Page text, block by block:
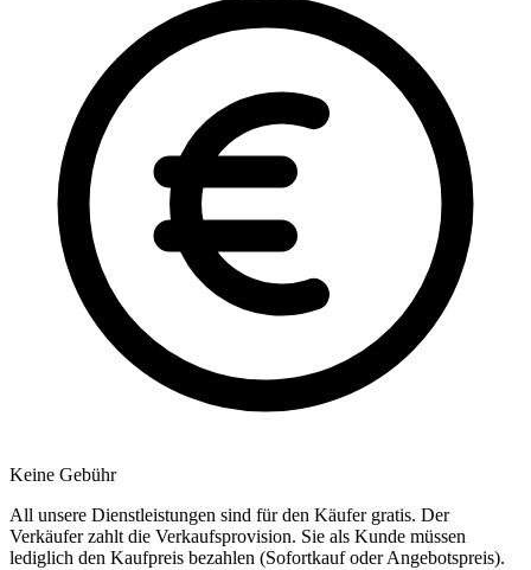
Keine Gebühr
All unsere Dienstleistungen sind für den Käufer gratis. Der
Verkäufer zahlt die Verkaufsprovision. Sie als Kunde müssen
lediglich den Kaufpreis bezahlen (Sofortkauf oder Angebotspreis).